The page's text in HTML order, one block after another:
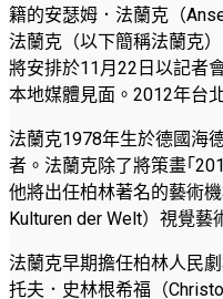
籍的安瑟姆．法蘭克（
法蘭克（以下簡稱法蘭克
將安排於11月22日以記者
本地媒體見面。2012年台
法蘭克1978年生於德國海
者。法蘭克除了將策畫｢
他將出任柏林著名的藝術
Kulturen der Welt）視覺藝
法蘭克早期擔任柏林人民
托夫．史林根希福（